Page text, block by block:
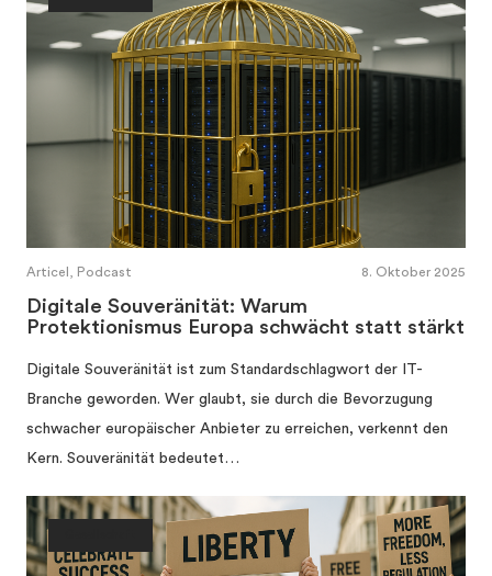
Articel, Podcast 8. Oktober 2025
Digitale Souveränität: Warum
Protektionismus Europa schwächt statt stärkt
Digitale Souveränität ist zum Standardschlagwort der IT-
Branche geworden. Wer glaubt, sie durch die Bevorzugung
schwacher europäischer Anbieter zu erreichen, verkennt den
Kern. Souveränität bedeutet…